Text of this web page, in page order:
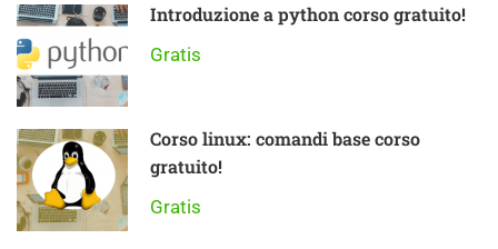
Introduzione a python corso gratuito!
Gratis
Corso linux: comandi base corso
gratuito!
Gratis